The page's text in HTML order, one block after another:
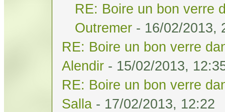
RE: Boire un bon verre
Outremer - 16/02/2013,
RE: Boire un bon verre
Alendir - 15/02/2013,
RE: Boire un bon verre
Salla - 17/02/2013, 12:22